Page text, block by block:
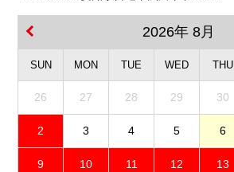
2026年 8月
SUN MON TUE WED THU
26 27 28 29 30
2 3 4 5 6
9 10 11 12 13